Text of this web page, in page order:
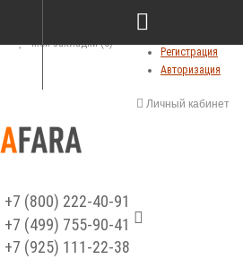
Регистрация
Авторизация
Личный кабинет
Мои закладки (0)
+7 (800) 222-40-91
+7 (499) 755-90-41
+7 (925) 111-22-38